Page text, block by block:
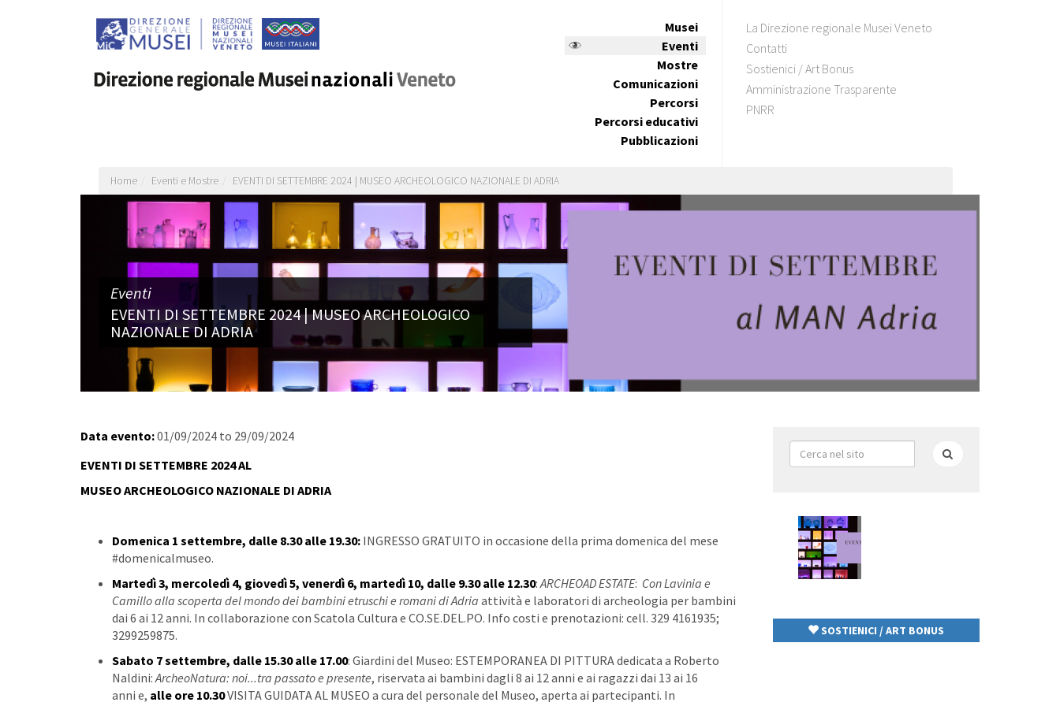
Musei
Eventi
Mostre
Comunicazioni
Percorsi
Percorsi educativi
Pubblicazioni
La Direzione regionale Musei Veneto
Contatti
Sostienici / Art Bonus
Amministrazione Trasparente
PNRR
Home Eventi e Mostre EVENTI DI SETTEMBRE 2024 | MUSEO ARCHEOLOGICO NAZIONALE DI ADRIA
Eventi
EVENTI DI SETTEMBRE 2024 | MUSEO ARCHEOLOGICO
NAZIONALE DI ADRIA
Data evento:01/09/2024 to 29/09/2024
EVENTI DI SETTEMBRE 2024 AL
MUSEO ARCHEOLOGICO NAZIONALE DI ADRIA
Domenica 1 settembre, dalle 8.30 alle 19.30: INGRESSO GRATUITO in occasione della prima domenica del mese
#domenicalmuseo.
Martedì 3, mercoledì 4, giovedì 5, venerdì 6, martedì 10, dalle 9.30 alle 12.30:ARCHEOAD ESTATE: Con Lavinia e
Camillo alla scoperta del mondo dei bambini etruschi e romani di Adria attività e laboratori di archeologia per bambini
dai 6 ai 12 anni. In collaborazione con Scatola Cultura e CO.SE.DEL.PO. Info costi e prenotazioni: cell. 329 4161935;
3299259875.
Sabato 7 settembre, dalle 15.30 alle 17.00: Giardini del Museo: ESTEMPORANEA DI PITTURA dedicata a Roberto
Naldini:ArcheoNatura: noi...tra passato e presente, riservata ai bambini dagli 8 ai 12 anni e ai ragazzi dai 13 ai 16
anni e, alle ore 10.30VISITA GUIDATA AL MUSEO a cura del personale del Museo, aperta ai partecipanti. In
Form
di
SOSTIENICI / ART BONUS